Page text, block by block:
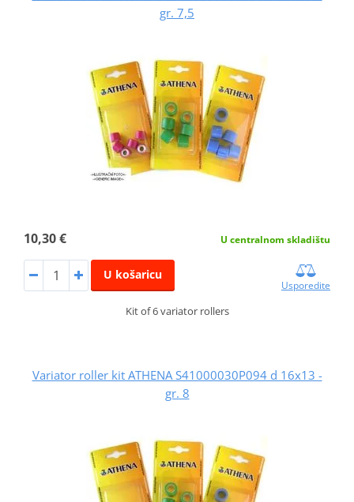
gr. 7,5
10,30 € U centralnom skladištu
U košaricu
Usporedite
Kit of 6 variator rollers
Variator roller kit ATHENA S41000030P094 d 16x13 -
gr. 8